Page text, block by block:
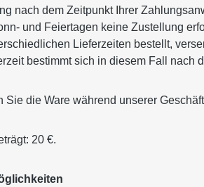
nach dem Zeitpunkt Ihrer
und Feiertagen keine Zustellung
Lieferzeiten bestellt,
bestimmt sich in diesem Fall nach
Sie die Ware während unserer
20 €.